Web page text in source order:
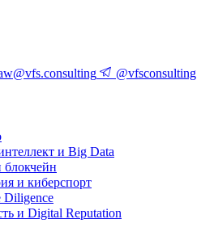
@vfsconsulting
и Big Data
и киберспорт
и Digital Reputation